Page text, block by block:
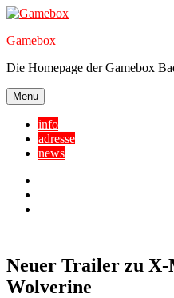
Skip
content
Gamebox
Die Homepage der Gamebox
Menu
info
adresse
news
Neuer Trailer zu
Wolverine